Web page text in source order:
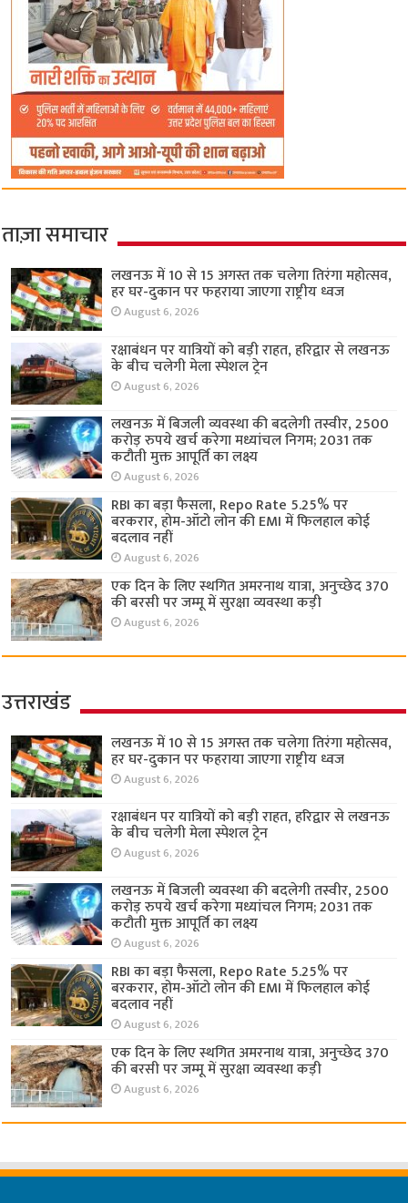
ताज़ा समाचार
लखनऊ में 10 से 15 अगस्त तक चलेगा तिरंगा महोत्सव,
हर घर-दुकान पर फहराया जाएगा राष्ट्रीय ध्वज
August 6, 2026
रक्षाबंधन पर यात्रियों को बड़ी राहत, हरिद्वार से लखनऊ
के बीच चलेगी मेला स्पेशल ट्रेन
August 6, 2026
लखनऊ में बिजली व्यवस्था की बदलेगी तस्वीर, 2500
करोड़ रुपये खर्च करेगा मध्यांचल निगम; 2031 तक
कटौती मुक्त आपूर्ति का लक्ष्य
August 6, 2026
RBI का बड़ा फैसला, Repo Rate 5.25% पर
बरकरार, होम-ऑटो लोन की EMI में फिलहाल कोई
बदलाव नहीं
August 6, 2026
एक दिन के लिए स्थगित अमरनाथ यात्रा, अनुच्छेद 370
की बरसी पर जम्मू में सुरक्षा व्यवस्था कड़ी
August 6, 2026
उत्तराखंड
लखनऊ में 10 से 15 अगस्त तक चलेगा तिरंगा महोत्सव,
हर घर-दुकान पर फहराया जाएगा राष्ट्रीय ध्वज
August 6, 2026
रक्षाबंधन पर यात्रियों को बड़ी राहत, हरिद्वार से लखनऊ
के बीच चलेगी मेला स्पेशल ट्रेन
August 6, 2026
लखनऊ में बिजली व्यवस्था की बदलेगी तस्वीर, 2500
करोड़ रुपये खर्च करेगा मध्यांचल निगम; 2031 तक
कटौती मुक्त आपूर्ति का लक्ष्य
August 6, 2026
RBI का बड़ा फैसला, Repo Rate 5.25% पर
बरकरार, होम-ऑटो लोन की EMI में फिलहाल कोई
बदलाव नहीं
August 6, 2026
एक दिन के लिए स्थगित अमरनाथ यात्रा, अनुच्छेद 370
की बरसी पर जम्मू में सुरक्षा व्यवस्था कड़ी
August 6, 2026